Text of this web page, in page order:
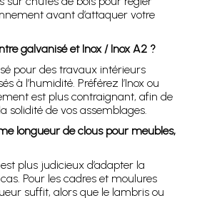
avant d’attaquer votre
galvanisé et Inox / Inox A2 ?
pour des travaux intérieurs
à l’humidité. Préférez l’Inox ou
est plus contraignant, afin de
solidité de vos assemblages.
longueur de clous pour meubles,
plus judicieux d’adapter la
Pour les cadres et moulures
suffit, alors que le lambris ou